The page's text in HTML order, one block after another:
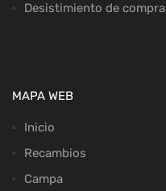
Desistimiento de compra
MAPA WEB
Inicio
Recambios
Campa